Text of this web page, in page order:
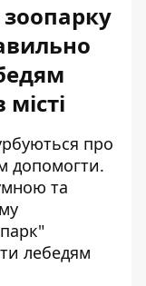
зоопарку
про
допомогти.
та
лебедям